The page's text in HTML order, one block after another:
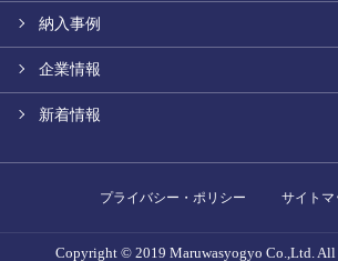
納入事例
企業情報
新着情報
プライバシー・ポリシー サイトマ
Copyright © 2019 Maruwasyogyo Co.,Ltd. All